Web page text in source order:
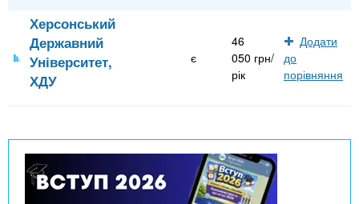
n
o
Херсонський
Державний
Університет,
ХДУ
є
46
050 грн/
рік
Додати
до
порівняння